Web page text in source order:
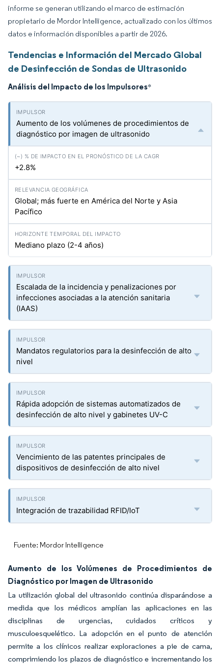
informe se generan utilizando el marco de estimación
propietario de Mordor Intelligence, actualizado con los últimos
datos e información disponibles a partir de 2026.
Tendencias e Información del Mercado Global
de Desinfección de Sondas de Ultrasonido
Análisis del Impacto de los Impulsores*
Aumento de los volúmenes de procedimientos de
diagnóstico por imagen de ultrasonido
+2.8%
Global; más fuerte en América del Norte y Asia
Pacífico
Mediano plazo (2-4 años)
Escalada de la incidencia y penalizaciones por
infecciones asociadas a la atención sanitaria
(IAAS)
Mandatos regulatorios para la desinfección de alto
nivel
Rápida adopción de sistemas automatizados de
desinfección de alto nivel y gabinetes UV-C
Vencimiento de las patentes principales de
dispositivos de desinfección de alto nivel
Integración de trazabilidad RFID/IoT
Fuente: Mordor Intelligence
Aumento de los Volúmenes de Procedimientos de
Diagnóstico por Imagen de Ultrasonido
La utilización global del ultrasonido continúa disparándose a
medida que los médicos amplían las aplicaciones en las
disciplinas de urgencias, cuidados críticos y
musculoesquelético. La adopción en el punto de atención
permite a los clínicos realizar exploraciones a pie de cama,
comprimiendo los plazos de diagnóstico e incrementando los